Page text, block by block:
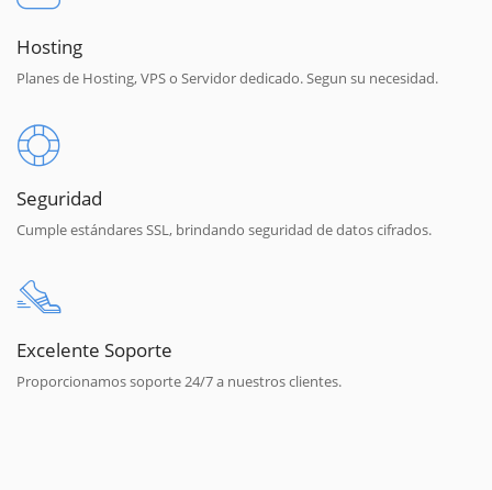
Hosting
Planes de Hosting, VPS o Servidor dedicado. Segun su necesidad.
Seguridad
Cumple estándares SSL, brindando seguridad de datos cifrados.
Excelente Soporte
Proporcionamos soporte 24/7 a nuestros clientes.